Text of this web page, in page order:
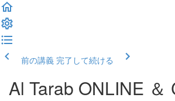
前の講義 完了して続ける
Al Tarab ONLINE ＆